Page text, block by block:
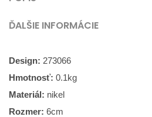
ĎALŠIE INFORMÁCIE
Design: 273066
Hmotnosť: 0.1kg
Materiál: nikel
Rozmer: 6cm